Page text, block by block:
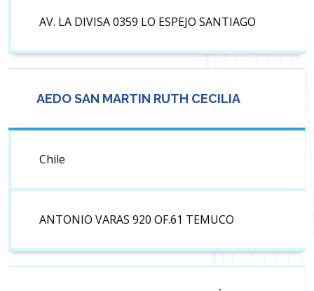
AV. LA DIVISA 0359 LO ESPEJO SANTIAGO
AEDO SAN MARTIN RUTH CECILIA
Chile
ANTONIO VARAS 920 OF.61 TEMUCO